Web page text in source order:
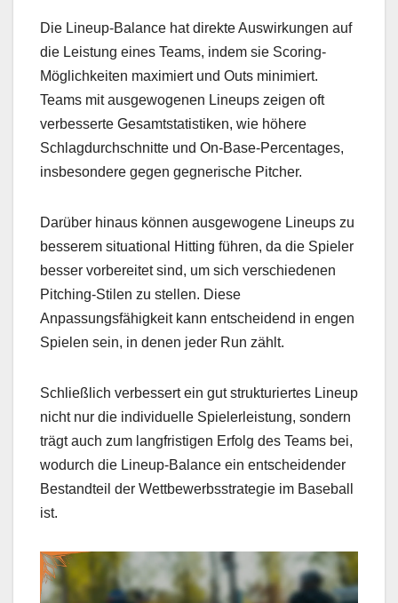
Die Lineup-Balance hat direkte Auswirkungen auf
die Leistung eines Teams, indem sie Scoring-
Möglichkeiten maximiert und Outs minimiert.
Teams mit ausgewogenen Lineups zeigen oft
verbesserte Gesamtstatistiken, wie höhere
Schlagdurchschnitte und On-Base-Percentages,
insbesondere gegen gegnerische Pitcher.
Darüber hinaus können ausgewogene Lineups zu
besserem situational Hitting führen, da die Spieler
besser vorbereitet sind, um sich verschiedenen
Pitching-Stilen zu stellen. Diese
Anpassungsfähigkeit kann entscheidend in engen
Spielen sein, in denen jeder Run zählt.
Schließlich verbessert ein gut strukturiertes Lineup
nicht nur die individuelle Spielerleistung, sondern
trägt auch zum langfristigen Erfolg des Teams bei,
wodurch die Lineup-Balance ein entscheidender
Bestandteil der Wettbewerbsstrategie im Baseball
ist.